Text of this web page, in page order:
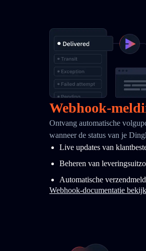
Webhook-
Ontvang automatische
wanneer de status van je
Live updates van
Beheren van
Automatische
Webhook-documentatie